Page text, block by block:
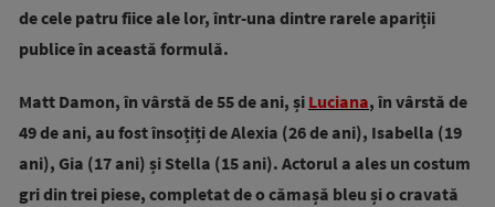
de cele patru fiice ale lor, într-una dintre rarele apariții
publice în această formulă.
Matt Damon, în vârstă de 55 de ani, și Luciana, în vârstă de
49 de ani, au fost însoțiți de Alexia (26 de ani), Isabella (19
ani), Gia (17 ani) și Stella (15 ani). Actorul a ales un costum
gri din trei piese, completat de o cămașă bleu și o cravată